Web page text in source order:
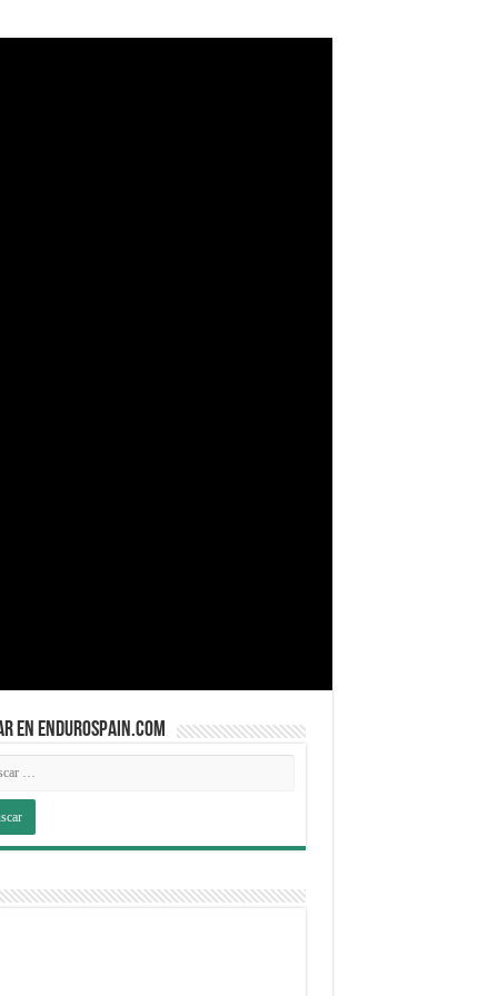
EN ENDUROSPAIN.COM